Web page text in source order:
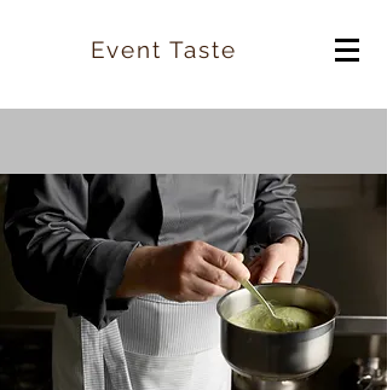
Event Taste